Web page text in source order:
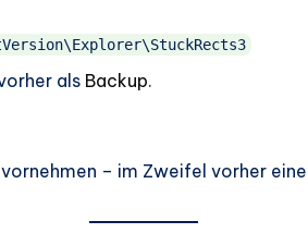
als Backup.
– im Zweifel vorher